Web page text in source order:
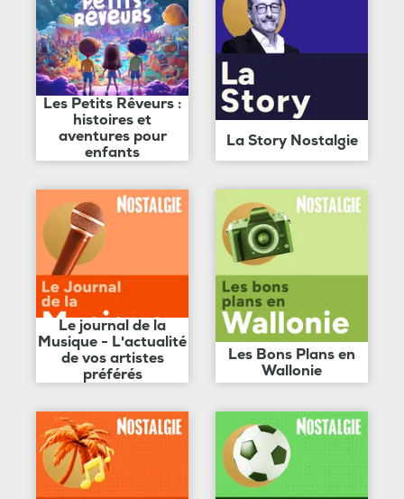
Les Petits Rêveurs :
histoires et
aventures pour
enfants
La Story Nostalgie
Le journal de la
Musique - L'actualité
de vos artistes
préférés
Les Bons Plans en
Wallonie